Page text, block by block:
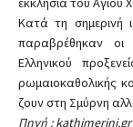
Κατά τη σημερινή
παραβρέθηκαν
Ελληνικού
ρωμαιοκαθολικής
ζουν στη Σμύρνη
Πηγή : kathimerini.gr